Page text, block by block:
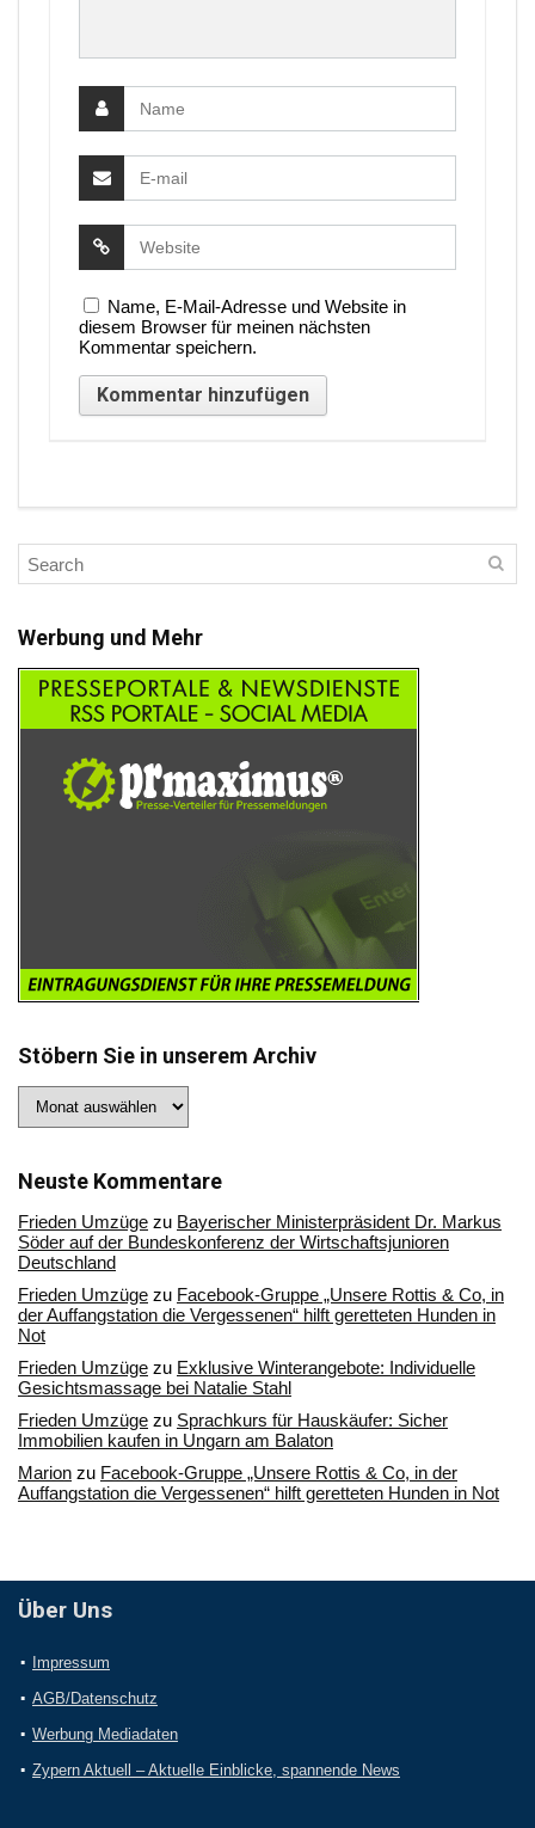
Name, E-Mail-Adresse und Website in
diesem Browser für meinen nächsten
Kommentar speichern.
Werbung und Mehr
Stöbern Sie in unserem Archiv
Sie
Archiv
Neuste Kommentare
Frieden Umzüge zu Bayerischer Ministerpräsident Dr. Markus
Söder auf der Bundeskonferenz der Wirtschaftsjunioren
Deutschland
Frieden Umzüge zu Facebook-Gruppe „Unsere Rottis & Co, in
der Auffangstation die Vergessenen“ hilft geretteten Hunden in
Not
Frieden Umzüge zu Exklusive Winterangebote: Individuelle
Gesichtsmassage bei Natalie Stahl
Frieden Umzüge zu Sprachkurs für Hauskäufer: Sicher
Immobilien kaufen in Ungarn am Balaton
Marion zu Facebook-Gruppe „Unsere Rottis & Co, in der
Auffangstation die Vergessenen“ hilft geretteten Hunden in Not
Über Uns
Impressum
AGB/Datenschutz
Werbung Mediadaten
Zypern Aktuell – Aktuelle Einblicke, spannende News